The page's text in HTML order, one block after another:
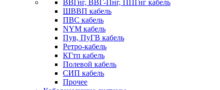
ВВГнг, ВВГ-Пнг, ППГнг кабель
ШВВП кабель
ПВС кабель
NYM кабель
Пув, ПуГВ кабель
Ретро-кабель
КГтп кабель
Полевой кабель
СИП кабель
Прочее